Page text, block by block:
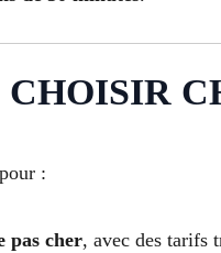
:
pas cher, avec des tarifs